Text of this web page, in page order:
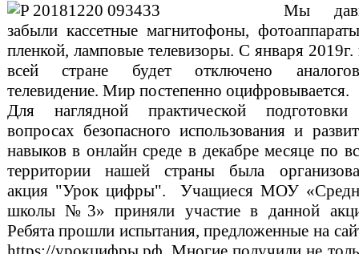
Мы
забыли кассетные магнитофоны,
пленкой, ламповые телевизоры. С января 2019г.
всей стране будет отключено
телевидение. Мир постепенно оцифровывается.
Для наглядной практической
вопросах безопасного использования и
навыков в онлайн среде в декабре месяце по
территории нашей страны была
акция "Урок цифры". Учащиеся МОУ
школы №3» приняли участие в данной
Ребята прошли испытания, предложенные на